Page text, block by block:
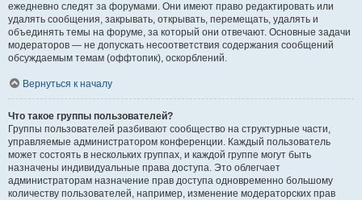
ежедневно следят за форумами. Они имеют право редактировать или
удалять сообщения, закрывать, открывать, перемещать, удалять и
объединять темы на форуме, за который они отвечают. Основные задачи
модераторов — не допускать несоответствия содержания сообщений
обсуждаемым темам (оффтопик), оскорблений.
Вернуться к началу
Что такое группы пользователей?
Группы пользователей разбивают сообщество на структурные части,
управляемые администратором конференции. Каждый пользователь
может состоять в нескольких группах, и каждой группе могут быть
назначены индивидуальные права доступа. Это облегчает
администраторам назначение прав доступа одновременно большому
количеству пользователей, например, изменение модераторских прав